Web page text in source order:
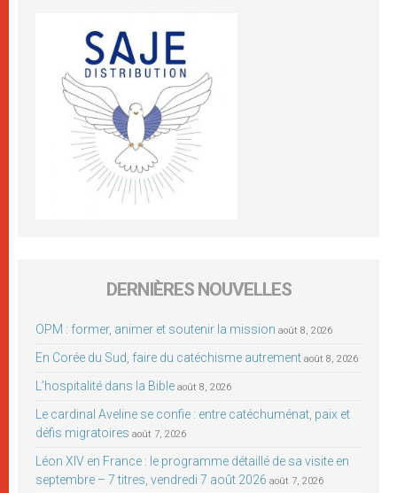
DERNIÈRES NOUVELLES
OPM : former, animer et soutenir la mission août 8, 2026
En Corée du Sud, faire du catéchisme autrement août 8, 2026
L’hospitalité dans la Bible août 8, 2026
Le cardinal Aveline se confie : entre catéchuménat, paix et
défis migratoires août 7, 2026
Léon XIV en France : le programme détaillé de sa visite en
septembre – 7 titres, vendredi 7 août 2026 août 7, 2026